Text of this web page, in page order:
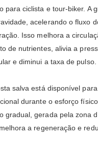
para ciclista e tour-biker. A
acelerando o fluxo
Isso melhora a
de nutrientes, alivia a
e diminui a taxa de pulso.
salva está disponível
durante o esforço
gradual, gerada pela zona
a regeneração e